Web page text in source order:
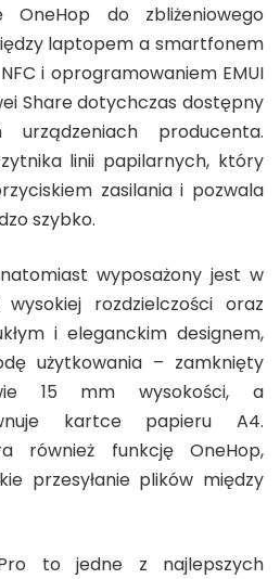
OneHop do zbliżeniowego
laptopem a smartfonem
i oprogramowaniem EMUI
Share dotychczas dostępny
urządzeniach producenta.
linii papilarnych, który
zasilania i pozwala
szybko.
wyposażony jest w
rozdzielczości oraz
i eleganckim designem,
użytkowania – zamknięty
15 mm wysokości, a
kartce papieru A4.
również funkcję OneHop,
przesyłanie plików między
to jedne z najlepszych